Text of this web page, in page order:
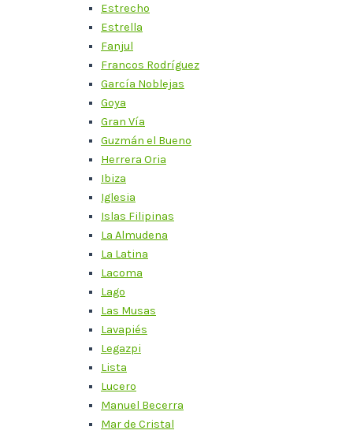
Estrecho
Estrella
Fanjul
Francos Rodríguez
García Noblejas
Goya
Gran Vía
Guzmán el Bueno
Herrera Oria
Ibiza
Iglesia
Islas Filipinas
La Almudena
La Latina
Lacoma
Lago
Las Musas
Lavapiés
Legazpi
Lista
Lucero
Manuel Becerra
Mar de Cristal